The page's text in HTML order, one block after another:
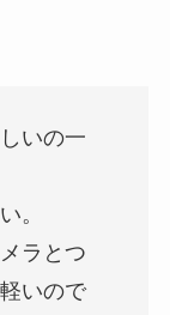
いの一
。
ラとつ
いので